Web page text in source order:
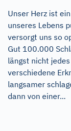
Unser Herz ist
unseres Lebens
versorgt uns so
Gut 100.000
längst nicht
verschiedene
langsamer
dann von einer...